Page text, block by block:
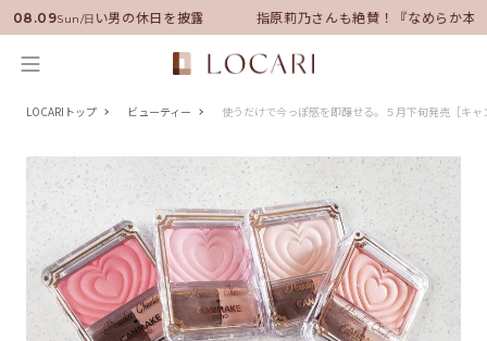
08.09Sun/日
に就任！いい男の休日を披露 指原莉乃さんも絶賛！『なめらか本
LOCARIトップ ビューティー 使うだけで今っぽ感を即醸せる。５月下旬発売［キ